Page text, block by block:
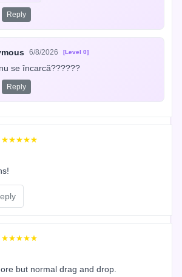
Reply
6/8/2026 [Level 0]
se încarcă??????
Reply
★★★★★
★★★★★
but normal drag and drop.